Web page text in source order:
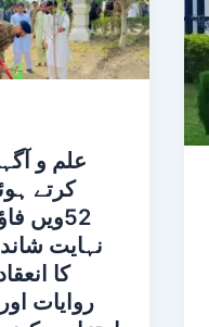
علم و
کرتے
52ویں
نہایت
کا
روایات